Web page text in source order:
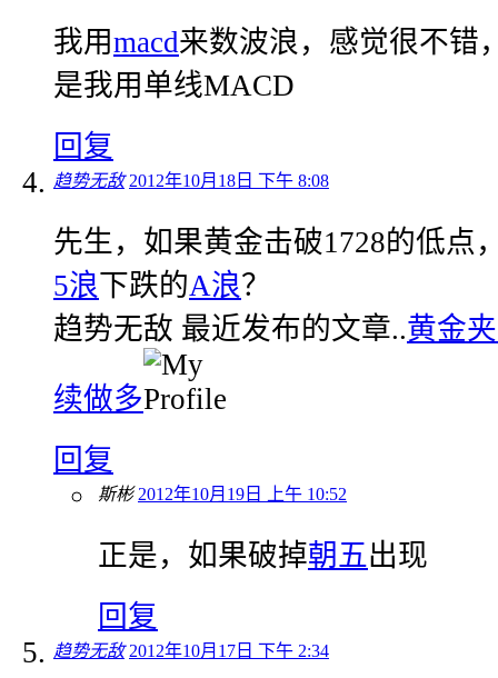
我用macd来数波浪，感觉很不错
是我用单线MACD
回复
趋势无敌 2012年10月18日 下午 8:08
先生，如果黄金击破1728的低点
5浪下跌的A浪？
趋势无敌 最近发布的文章..黄金
续做多
回复
斯彬 2012年10月19日 上午 10:52
正是，如果破掉朝五出现
回复
趋势无敌 2012年10月17日 下午 2:34